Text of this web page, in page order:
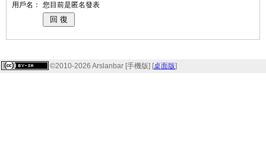
用戶名： 您目前是匿名發表
©2010-2026 Arslanbar [手機版] [桌面版]